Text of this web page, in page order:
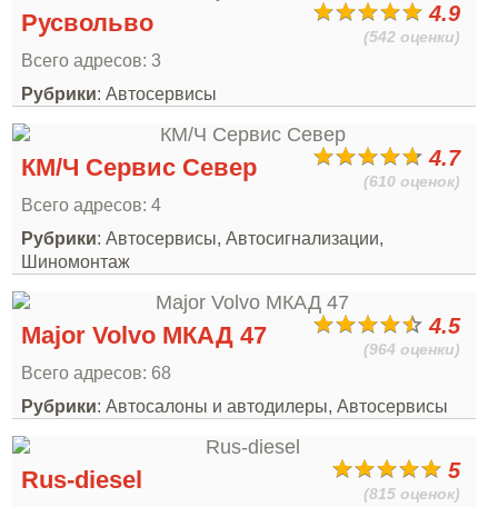
4.9
(542 оценки)
Русвольво
Всего адресов: 3
Рубрики: Автосервисы
4.7
(610 оценок)
КМ/Ч Сервис Север
Всего адресов: 4
Рубрики: Автосервисы, Автосигнализации,
Шиномонтаж
4.5
(964 оценки)
Major Volvo МКАД 47
Всего адресов: 68
Рубрики: Автосалоны и автодилеры, Автосервисы
5
(815 оценок)
Rus-diesel